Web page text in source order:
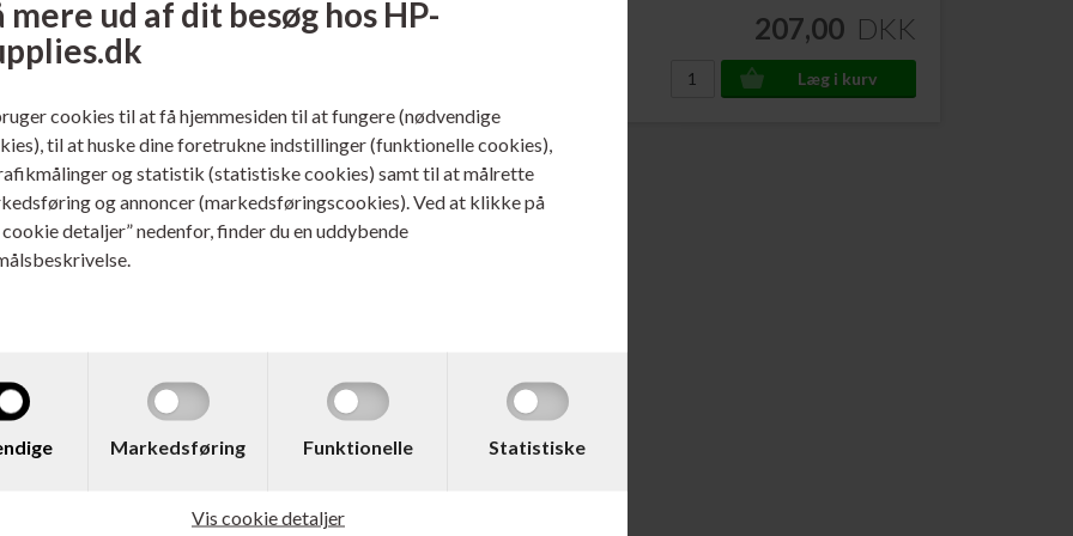
mere ud af dit besøg hos HP-
cookies til at få hjemmesiden til at fungere (nødvendige
til at huske dine foretrukne indstillinger (funktionelle cookies),
og statistik (statistiske cookies) samt til at målrette
og annoncer (markedsføringscookies). Ved at klikke på
cookie detaljer” nedenfor, finder du en uddybende
Markedsføring Funktionelle Statistiske
Vis cookie detaljer
483,00 DKK 1.076,00 207,00 DKK
951 Blækpatron Gul 700
Varenr. CN051AE
HP No. 951 Blækpatron
Magenta 700 sider